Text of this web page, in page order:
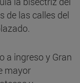
de las calles del
a ingreso y Gran
mayor